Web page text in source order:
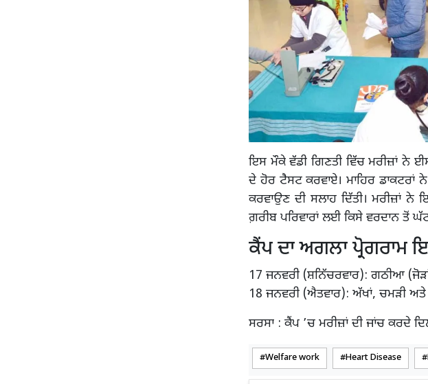
ਇਸ ਮੌਕੇ ਵੱਡੀ ਗਿਣਤੀ ਵਿੱਚ ਮਰੀਜ਼ਾਂ ਨੇ
ਦੇ ਹੋਰ ਟੈਸਟ ਕਰਵਾਏ। ਮਾਹਿਰ
ਕਰਵਾਉਣ ਦੀ ਸਲਾਹ ਦਿੱਤੀ। ਮਰੀਜ਼ਾਂ
ਗ਼ਰੀਬ ਪਰਿਵਾਰਾਂ ਲਈ ਕਿਸੇ ਵਰਦਾਨ ਤੋਂ
ਕੈਂਪ ਦਾ ਅਗਲਾ ਪ੍ਰੋਗਰਾਮ
17 ਜਨਵਰੀ (ਸ਼ਨਿੱਚਰਵਾਰ): ਗਠੀਆ
18 ਜਨਵਰੀ (ਐਤਵਾਰ): ਅੱਖਾਂ, ਚਮੜੀ
ਸਰਸਾ : ਕੈਂਪ ’ਚ ਮਰੀਜ਼ਾਂ ਦੀ ਜਾਂਚ ਕਰਦੇ
Welfare work Heart Disease